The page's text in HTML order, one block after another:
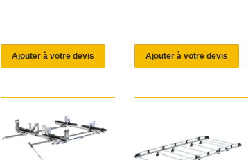
Ajouter à votre devis Ajouter à votre devis